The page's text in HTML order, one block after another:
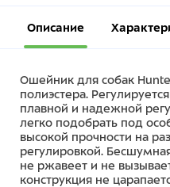
Описание
Ошейник для собак
полиэстера.
плавной и надежной
легко подобрать под
высокой прочности на
регулировкой.
не ржавеет и не
конструкция не